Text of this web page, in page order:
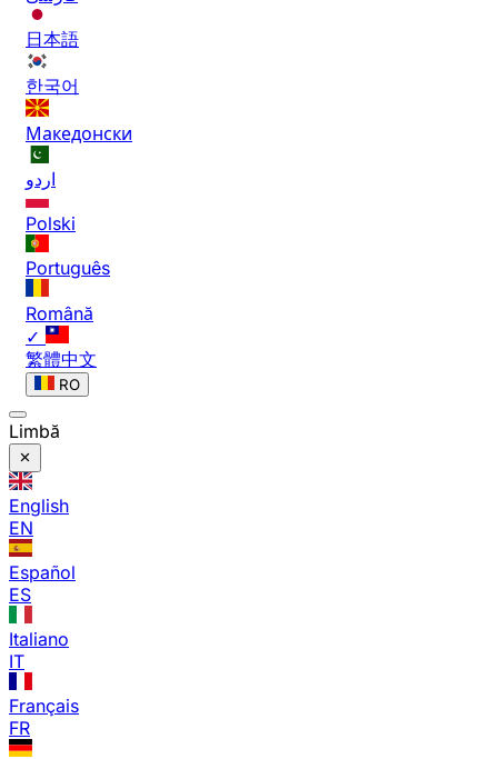
日本語
한국어
Македонски
اردو
Polski
Português
Română
✓
繁體中文
RO
Limbă
English
EN
Español
ES
Italiano
IT
Français
FR